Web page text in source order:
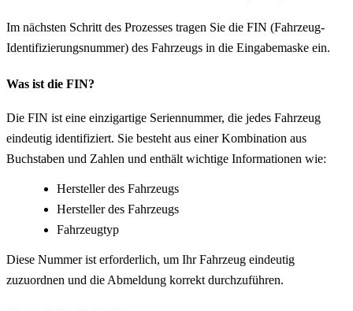
Im nächsten Schritt des Prozesses tragen Sie die FIN (Fahrzeug-
Identifizierungsnummer) des Fahrzeugs in die Eingabemaske ein.
Was ist die FIN?
Die FIN ist eine einzigartige Seriennummer, die jedes Fahrzeug
eindeutig identifiziert. Sie besteht aus einer Kombination aus
Buchstaben und Zahlen und enthält wichtige Informationen wie:
Hersteller des Fahrzeugs
Hersteller des Fahrzeugs
Fahrzeugtyp
Diese Nummer ist erforderlich, um Ihr Fahrzeug eindeutig
zuzuordnen und die Abmeldung korrekt durchzuführen.